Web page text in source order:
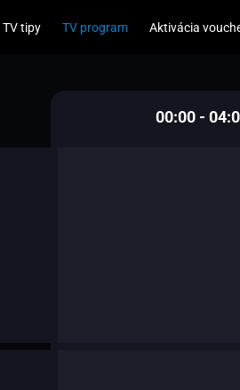
TV tipy TV program Aktivácia
00:00 -